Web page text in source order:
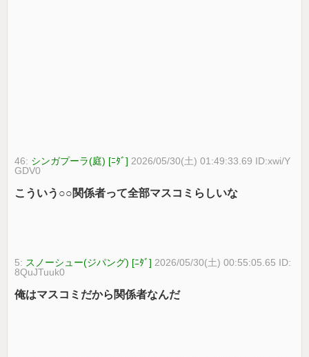
46: シンガプーラ(庭) [ﾆﾀﾞ] 2026/05/30(土) 01:49:33.69 ID:xwi/Y
GDV0
こういう○○関係者って全部マスコミらしいな
5: スノーシュー(ジパング) [ﾆﾀﾞ] 2026/05/30(土) 00:55:05.65 ID:
8QuJTuuk0
俺はマスコミだから関係者なんだ